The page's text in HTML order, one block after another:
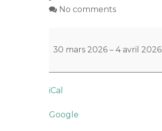
No comments
Sainte
30 mars 2026 – 4 avril 2026
iCal
Google